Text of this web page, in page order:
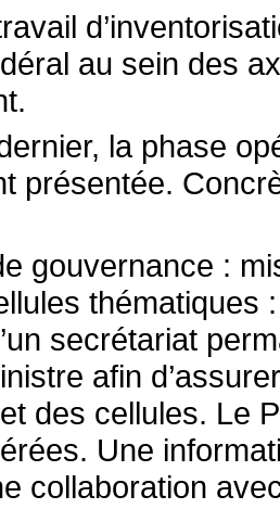
au sein des
la phase
présentée.
gouvernance :
thématiques
secrétariat
afin
des cellules. Le
Une
collaboration